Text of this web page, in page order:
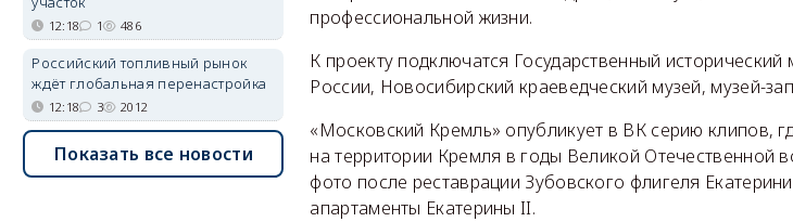
профессиональной жизни.
К проекту подключатся Государственный
России, Новосибирский краеведческий музей, музей-
«Московский Кремль» опубликует в ВК серию клипов,
на территории Кремля в годы Великой Отечественной
фото после реставрации Зубовского флигеля
апартаменты Екатерины II.
12:18 1 486
Российский топливный рынок
ждёт глобальная перенастройка
12:18 3 2012
Показать все новости